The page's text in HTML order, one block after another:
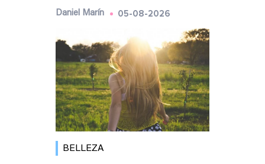
Daniel Marín 05-08-2026
BELLEZA